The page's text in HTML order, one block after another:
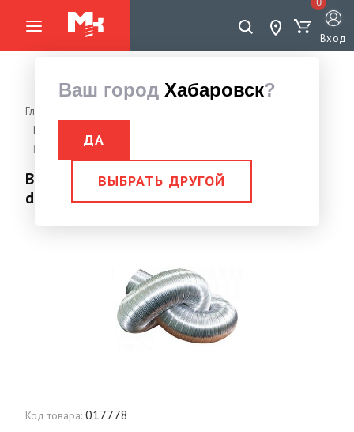
Ваш город Хабаровск?
ДА
ВЫБРАТЬ ДРУГОЙ
Вход
Главная страница
Воздуховод
Воздуховод гибкий алюминиевый, гофр. d120 L до 3м
Воздуховод гибкий алюминиевый, гофр.
d120 L до 3м
Код товара: 017778